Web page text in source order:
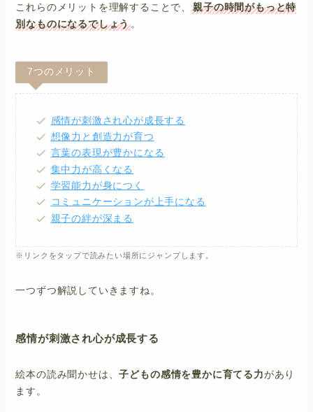
これらのメリットを理解することで、親子の時間がもっと特
別なものになるでしょう。
7つのメリット
感情が刺激され心が成長する
想像力と創造力が育つ
言葉の表現が豊かになる
集中力が高くなる
学習能力が身につく
コミュニケーションが上手になる
親子の絆が深まる
※リンクをタップで読みたい場所にジャンプします。
一つずつ解説していきますね。
感情が刺激され心が成長する
絵本の読み聞かせは、子どもの感情を豊かに育てる力があり
ます。